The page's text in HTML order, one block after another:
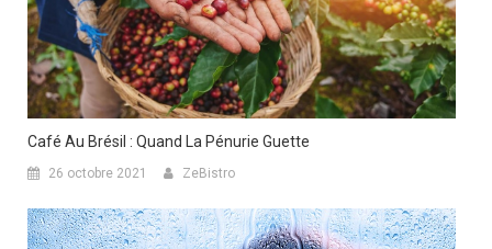
Café Au Brésil : Quand La Pénurie Guette
26 octobre 2021 ZeBistro